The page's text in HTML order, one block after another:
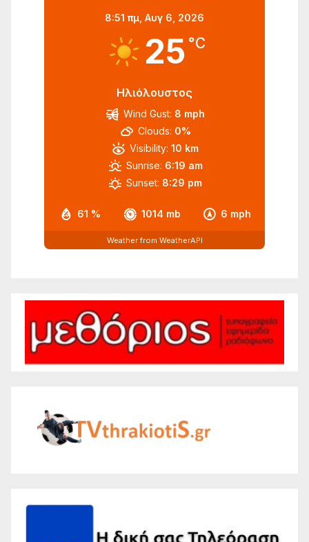
8:51 πμ, Αυγ 6, 2026
25 °C
Ηλιόλουστος
61 % 1014 mb 6 mph
Wind Gust: 8 mph
Clouds: 0%
Visibility: 10 km
Sunrise: 6:19 am
Sunset: 8:29 pm
Weather from WeatherAPI